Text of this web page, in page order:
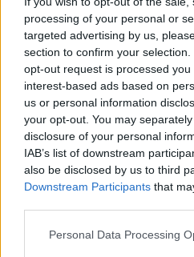
processing of your personal or
targeted advertising by us,
section to confirm your
opt-out request is processed
interest-based ads based on
us or personal information
your opt-out. You may
disclosure of your personal
IAB’s list of downstream
also be disclosed by us to third
Downstream Participants that
Please note that this website/
Personal Data Processing
Ezen természetesen
leadott nyilatkozat
másik számlára leadott
utóbbi lesz érvényes,
veszti.